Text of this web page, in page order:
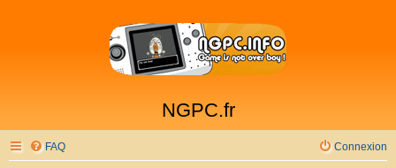
NGPC.fr
FAQ Connexion